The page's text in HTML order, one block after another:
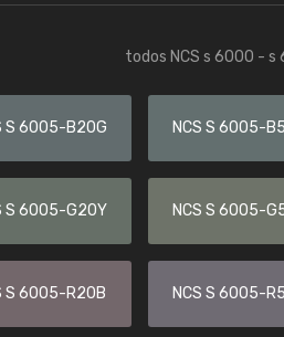
todos NCS s 6000 - s
S 6005-B20G NCS S 6005-
S 6005-G20Y NCS S 6005-
S 6005-R20B NCS S 6005-